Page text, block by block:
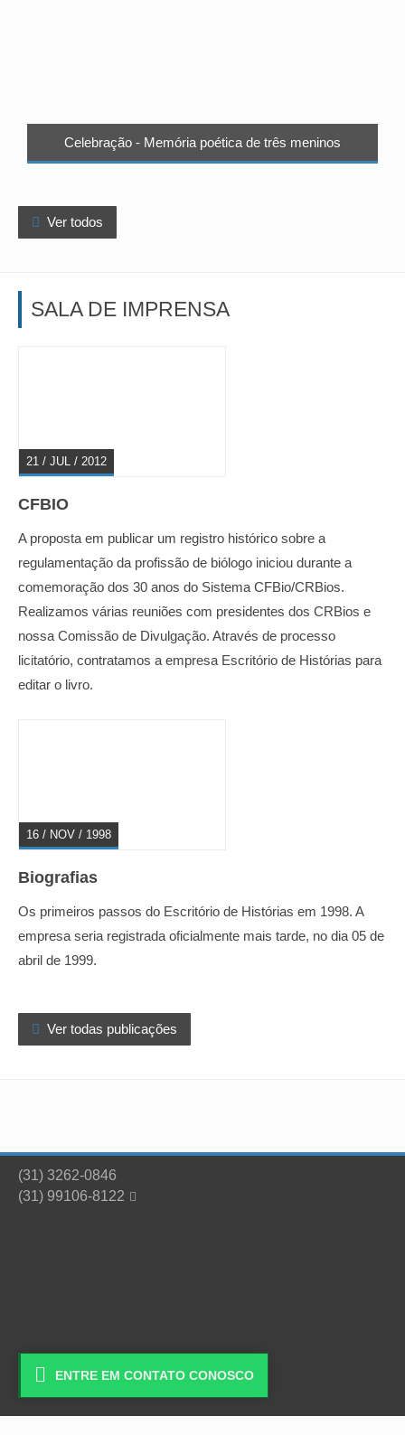
Celebração - Memória poética de três meninos
 Ver todos
SALA DE IMPRENSA
21 / JUL / 2012
CFBIO
A proposta em publicar um registro histórico sobre a
regulamentação da profissão de biólogo iniciou durante a
comemoração dos 30 anos do Sistema CFBio/CRBios.
Realizamos várias reuniões com presidentes dos CRBios e
nossa Comissão de Divulgação. Através de processo
licitatório, contratamos a empresa Escritório de Histórias para
editar o livro.
16 / NOV / 1998
Biografias
Os primeiros passos do Escritório de Histórias em 1998. A
empresa seria registrada oficialmente mais tarde, no dia 05 de
abril de 1999.
 Ver todas publicações
(31) 3262-0846
(31) 99106-8122 
 ENTRE EM CONTATO CONOSCO